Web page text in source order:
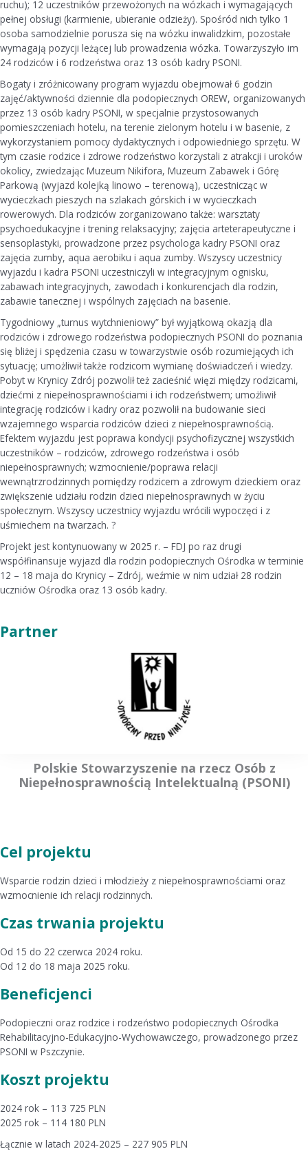
ruchu); 12 uczestników przewożonych na wózkach i wymagających
pełnej obsługi (karmienie, ubieranie odzieży). Spośród nich tylko 1
osoba samodzielnie porusza się na wózku inwalidzkim, pozostałe
wymagają pozycji leżącej lub prowadzenia wózka. Towarzyszyło im
24 rodziców i 6 rodzeństwa oraz 13 osób kadry PSONI.
Bogaty i zróżnicowany program wyjazdu obejmował 6 godzin
zajęć/aktywności dziennie dla podopiecznych OREW, organizowanych
przez 13 osób kadry PSONI, w specjalnie przystosowanych
pomieszczeniach hotelu, na terenie zielonym hotelu i w basenie, z
wykorzystaniem pomocy dydaktycznych i odpowiedniego sprzętu. W
tym czasie rodzice i zdrowe rodzeństwo korzystali z atrakcji i uroków
okolicy, zwiedzając Muzeum Nikifora, Muzeum Zabawek i Górę
Parkową (wyjazd kolejką linowo – terenową), uczestnicząc w
wycieczkach pieszych na szlakach górskich i w wycieczkach
rowerowych. Dla rodziców zorganizowano także: warsztaty
psychoedukacyjne i trening relaksacyjny; zajęcia arteterapeutyczne i
sensoplastyki, prowadzone przez psychologa kadry PSONI oraz
zajęcia zumby, aqua aerobiku i aqua zumby. Wszyscy uczestnicy
wyjazdu i kadra PSONI uczestniczyli w integracyjnym ognisku,
zabawach integracyjnych, zawodach i konkurencjach dla rodzin,
zabawie tanecznej i wspólnych zajęciach na basenie.
Tygodniowy „turnus wytchnieniowy” był wyjątkową okazją dla
rodziców i zdrowego rodzeństwa podopiecznych PSONI do poznania
się bliżej i spędzenia czasu w towarzystwie osób rozumiejących ich
sytuację; umożliwił także rodzicom wymianę doświadczeń i wiedzy.
Pobyt w Krynicy Zdrój pozwolił też zacieśnić więzi między rodzicami,
dziećmi z niepełnosprawnościami i ich rodzeństwem; umożliwił
integrację rodziców i kadry oraz pozwolił na budowanie sieci
wzajemnego wsparcia rodziców dzieci z niepełnosprawnością.
Efektem wyjazdu jest poprawa kondycji psychofizycznej wszystkich
uczestników – rodziców, zdrowego rodzeństwa i osób
niepełnosprawnych; wzmocnienie/poprawa relacji
wewnątrzrodzinnych pomiędzy rodzicem a zdrowym dzieckiem oraz
zwiększenie udziału rodzin dzieci niepełnosprawnych w życiu
społecznym. Wszyscy uczestnicy wyjazdu wrócili wypoczęci i z
uśmiechem na twarzach. ?
Projekt jest kontynuowany w 2025 r. – FDJ po raz drugi
współfinansuje wyjazd dla rodzin podopiecznych Ośrodka w terminie
12 – 18 maja do Krynicy – Zdrój, weźmie w nim udział 28 rodzin
uczniów Ośrodka oraz 13 osób kadry.
Partner
Polskie Stowarzyszenie na rzecz Osób z
Niepełnosprawnością Intelektualną (PSONI)
Cel projektu
Wsparcie rodzin dzieci i młodzieży z niepełnosprawnościami oraz
wzmocnienie ich relacji rodzinnych.
Czas trwania projektu
Od 15 do 22 czerwca 2024 roku.
Od 12 do 18 maja 2025 roku.
Beneficjenci
Podopieczni oraz rodzice i rodzeństwo podopiecznych Ośrodka
Rehabilitacyjno-Edukacyjno-Wychowawczego, prowadzonego przez
PSONI w Pszczynie.
Koszt projektu
2024 rok – 113 725 PLN
2025 rok – 114 180 PLN
Łącznie w latach 2024-2025 – 227 905 PLN